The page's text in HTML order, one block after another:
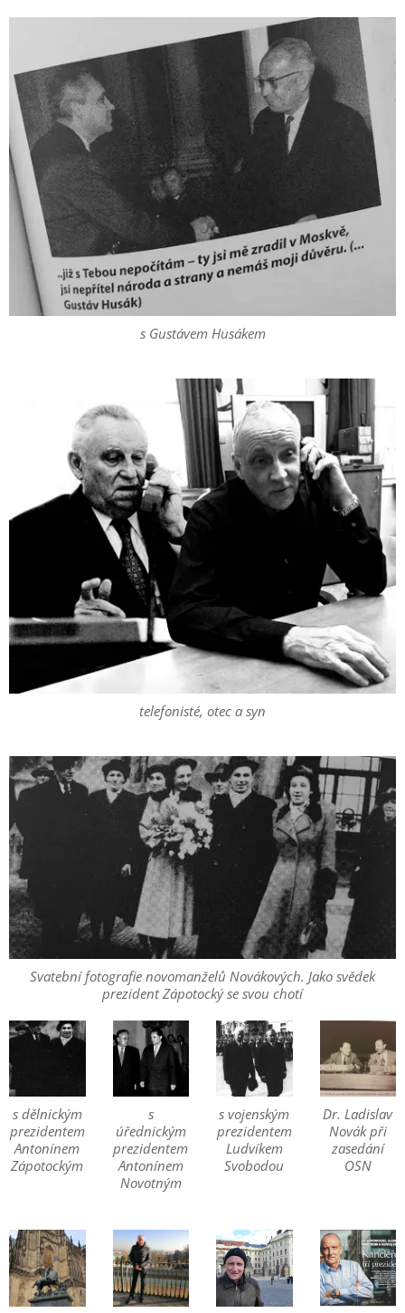
s Gustávem Husákem
telefonisté, otec a syn
Svatební fotografie novomanželů Novákových. Jako svědek
prezident Zápotocký se svou chotí
s dělnickým
prezidentem
Antonínem
Zápotockým
s
úřednickým
prezidentem
Antonínem
Novotným
s vojenským
prezidentem
Ludvíkem
Svobodou
Dr. Ladislav
Novák při
zasedání
OSN